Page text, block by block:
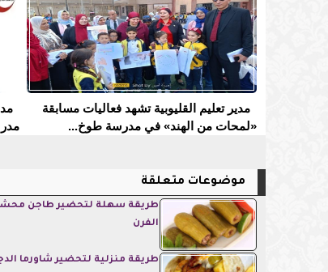
مدير تعليم القليوبية تشهد فعاليات مسابقة
«لمحات من الهند» في مدرسة طوخ...
موضوعات متعلقة
طريقة سهلة لتحضير طاجن
الفرن
طريقة منزلية لتحضير شاورما